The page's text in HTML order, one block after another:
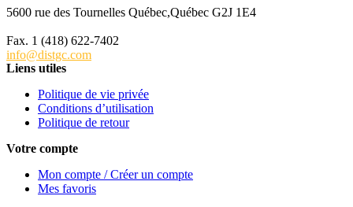
5600 rue des Tournelles Québec,Québec G2J 1E4
Fax. 1 (418) 622-7402
info@distgc.com
Liens utiles
Politique de vie privée
Conditions d’utilisation
Politique de retour
Votre compte
Mon compte / Créer un compte
Mes favoris